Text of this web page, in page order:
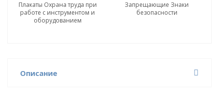
Плакаты Охрана труда при
работе с инструментом и
оборудованием
Запрещающие Знаки
безопасности
Описание